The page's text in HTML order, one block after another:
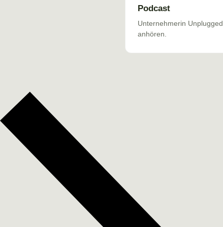
Podcast
Unternehmerin Unplugged
anhören.